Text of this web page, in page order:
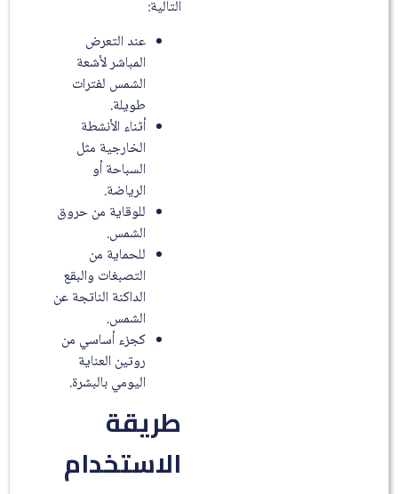
عند التعرض
المباشر لأشعة
الشمس لفترات
طويلة.
أثناء الأنشطة
الخارجية مثل
السباحة أو
الرياضة.
للوقاية من حروق
الشمس.
للحماية من
التصبغات والبقع
الداكنة الناتجة عن
الشمس.
كجزء أساسي من
روتين العناية
اليومي بالبشرة.
طريقة
الاستخدام